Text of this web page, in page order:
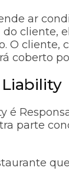
ar
do cliente,
O cliente,
coberto
é
parte